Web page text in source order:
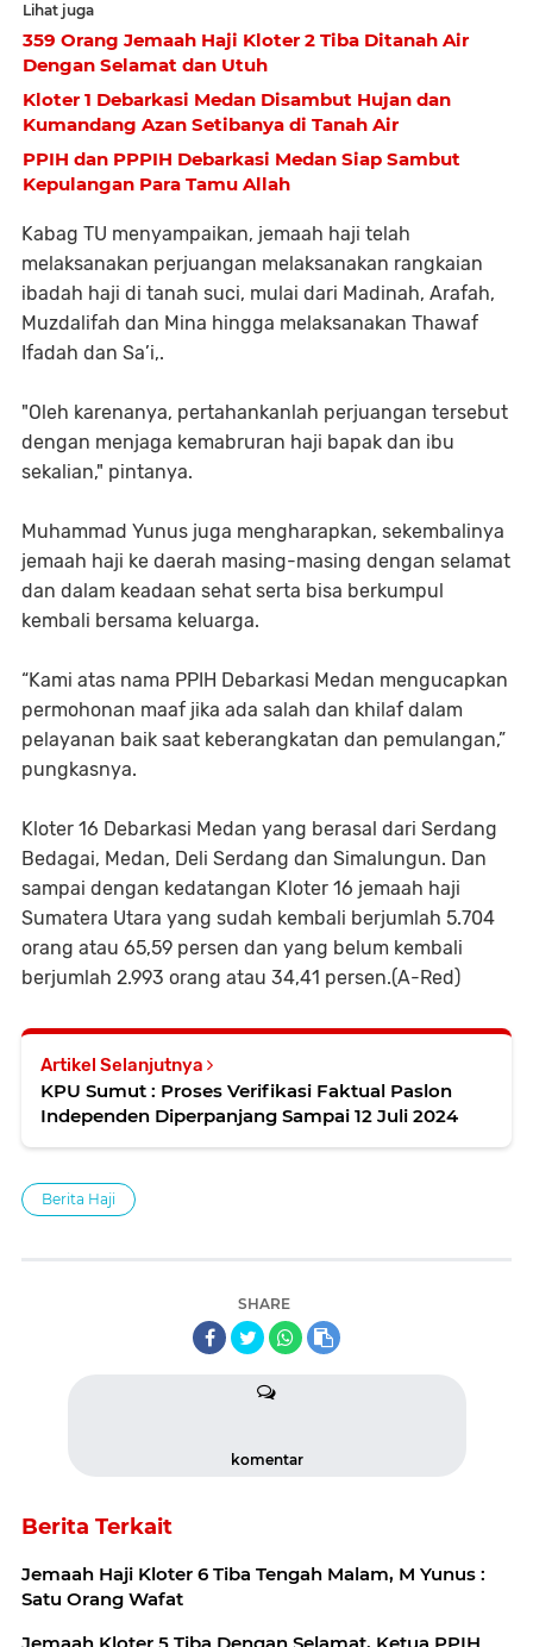
Lihat juga
359 Orang Jemaah Haji Kloter 2 Tiba Ditanah Air
Dengan Selamat dan Utuh
Kloter 1 Debarkasi Medan Disambut Hujan dan
Kumandang Azan Setibanya di Tanah Air
PPIH dan PPPIH Debarkasi Medan Siap Sambut
Kepulangan Para Tamu Allah
Kabag TU menyampaikan, jemaah haji telah
melaksanakan perjuangan melaksanakan rangkaian
ibadah haji di tanah suci, mulai dari Madinah, Arafah,
Muzdalifah dan Mina hingga melaksanakan Thawaf
Ifadah dan Sa’i,.
"Oleh karenanya, pertahankanlah perjuangan tersebut
dengan menjaga kemabruran haji bapak dan ibu
sekalian," pintanya.
Muhammad Yunus juga mengharapkan, sekembalinya
jemaah haji ke daerah masing-masing dengan selamat
dan dalam keadaan sehat serta bisa berkumpul
kembali bersama keluarga.
“Kami atas nama PPIH Debarkasi Medan mengucapkan
permohonan maaf jika ada salah dan khilaf dalam
pelayanan baik saat keberangkatan dan pemulangan,”
pungkasnya.
Kloter 16 Debarkasi Medan yang berasal dari Serdang
Bedagai, Medan, Deli Serdang dan Simalungun. Dan
sampai dengan kedatangan Kloter 16 jemaah haji
Sumatera Utara yang sudah kembali berjumlah 5.704
orang atau 65,59 persen dan yang belum kembali
berjumlah 2.993 orang atau 34,41 persen.(A-Red)
Artikel Selanjutnya
KPU Sumut : Proses Verifikasi Faktual Paslon
Independen Diperpanjang Sampai 12 Juli 2024
Berita Haji
SHARE
komentar
Berita Terkait
Jemaah Haji Kloter 6 Tiba Tengah Malam, M Yunus :
Satu Orang Wafat